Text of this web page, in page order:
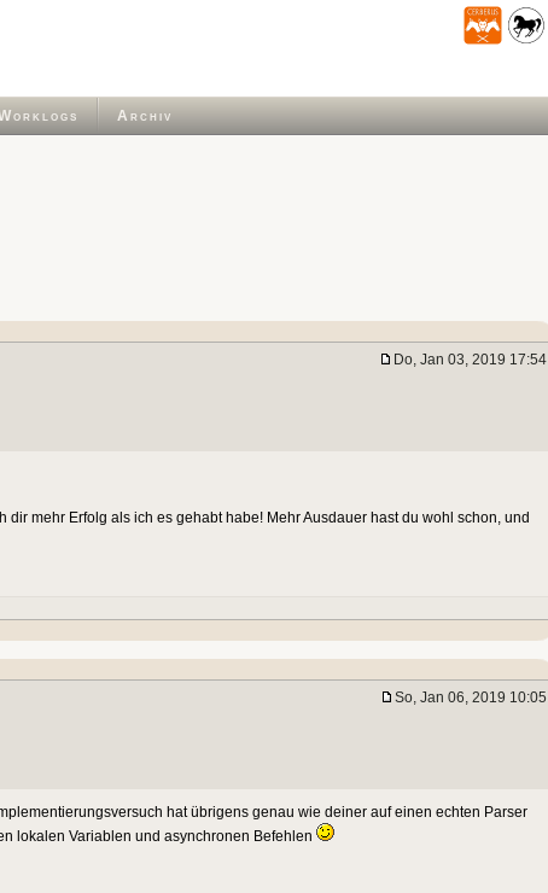
Archiv
Do, Jan 03, 2019 17:54
mehr Erfolg als ich es gehabt habe! Mehr Ausdauer hast du wohl schon, und
So, Jan 06, 2019 10:05
hat übrigens genau wie deiner auf einen echten Parser
lokalen Variablen und asynchronen Befehlen